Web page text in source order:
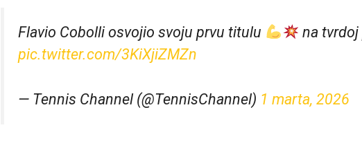
Flavio Cobolli osvojio svoju prvu titulu na
pic.twitter.com/3KiXjiZMZn
— Tennis Channel (@TennisChannel) 1 marta, 2026